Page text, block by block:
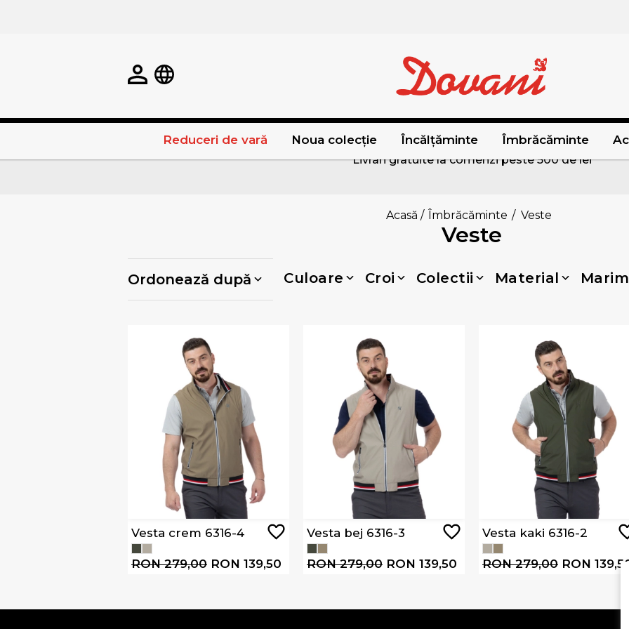
Reduceri de vară Noua colecție Încălțăminte Îmbrăcăminte
Livrari gratuite la comenzi peste 500 de lei
Acasă / Îmbrăcăminte / Veste
Veste
Culoare Croi Colectii Material
Ordonează după
Vesta crem 6316-4
RON 279,00 RON 139,50
Vesta bej 6316-3
RON 279,00 RON 139,50
Vesta kaki 6316-2
RON 279,00 RON